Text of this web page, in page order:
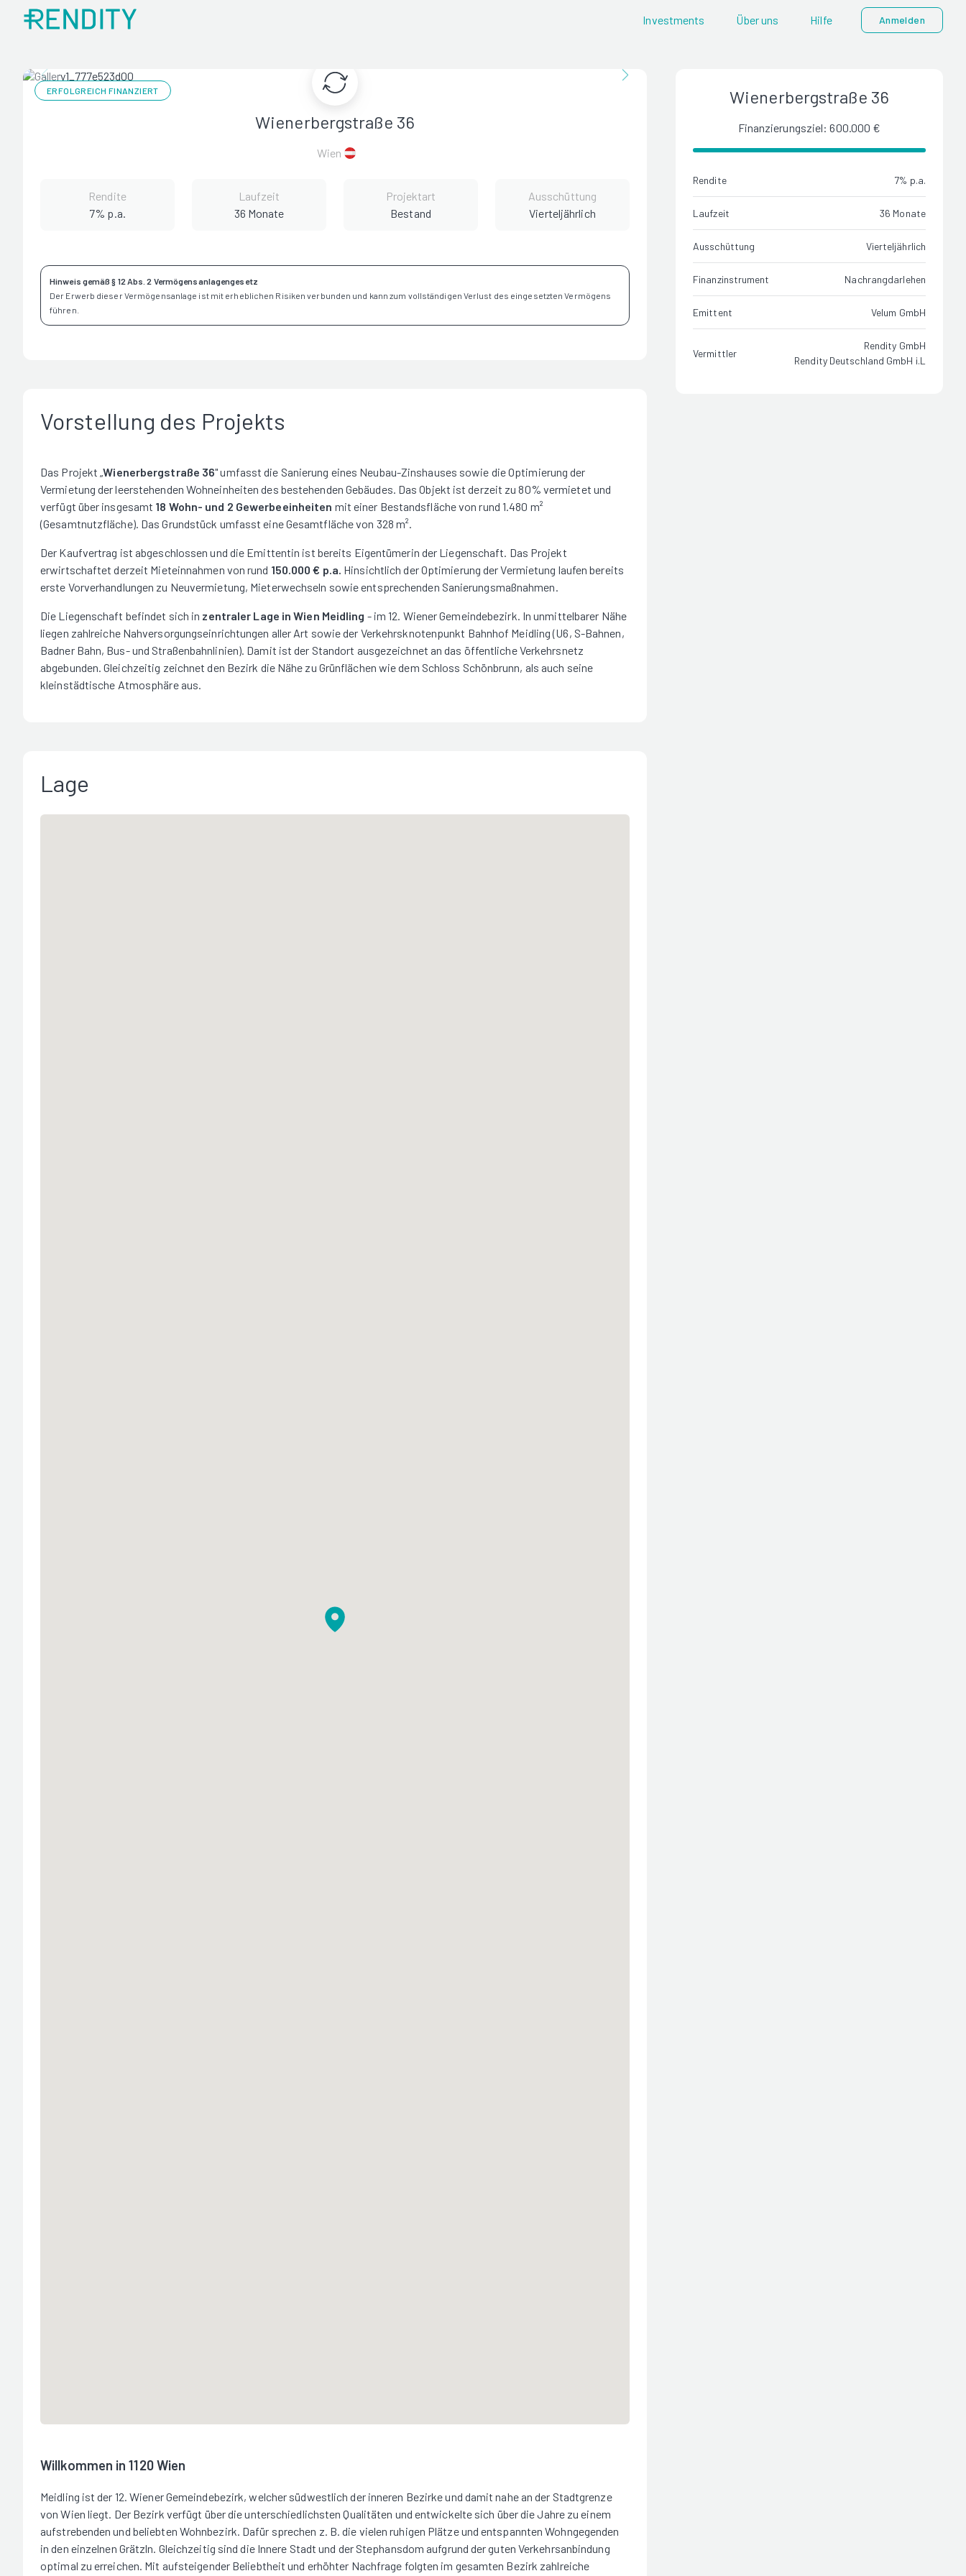
Investments Über uns Hilfe Anmelden
ERFOLGREICH FINANZIERT
Wienerbergstraße 36
Wien
Rendite
7% p.a.
Laufzeit
36 Monate
Projektart
Bestand
Ausschüttung
Vierteljährlich
Hinweis gemäß § 12 Abs. 2 Vermögensanlagengesetz
Der Erwerb dieser Vermögensanlage ist mit erheblichen Risiken verbunden und kann zum vollständigen Verlust des eingesetzten Vermögens
führen.
Vorstellung des Projekts
Das Projekt „Wienerbergstraße 36" umfasst die Sanierung eines Neubau-Zinshauses sowie die Optimierung der
Vermietung der leerstehenden Wohneinheiten des bestehenden Gebäudes. Das Objekt ist derzeit zu 80% vermietet und
verfügt über insgesamt 18 Wohn- und 2 Gewerbeeinheiten mit einer Bestandsfläche von rund 1.480 m²
(Gesamtnutzfläche). Das Grundstück umfasst eine Gesamtfläche von 328 m².
Der Kaufvertrag ist abgeschlossen und die Emittentin ist bereits Eigentümerin der Liegenschaft. Das Projekt
erwirtschaftet derzeit Mieteinnahmen von rund 150.000 € p.a. Hinsichtlich der Optimierung der Vermietung laufen bereits
erste Vorverhandlungen zu Neuvermietung, Mieterwechseln sowie entsprechenden Sanierungsmaßnahmen.
Die Liegenschaft befindet sich in zentraler Lage in Wien Meidling - im 12. Wiener Gemeindebezirk. In unmittelbarer Nähe
liegen zahlreiche Nahversorgungseinrichtungen aller Art sowie der Verkehrsknotenpunkt Bahnhof Meidling (U6, S-Bahnen,
Badner Bahn, Bus- und Straßenbahnlinien). Damit ist der Standort ausgezeichnet an das öffentliche Verkehrsnetz
abgebunden. Gleichzeitig zeichnet den Bezirk die Nähe zu Grünflächen wie dem Schloss Schönbrunn, als auch seine
kleinstädtische Atmosphäre aus.
Lage
Willkommen in 1120 Wien
Meidling ist der 12. Wiener Gemeindebezirk, welcher südwestlich der inneren Bezirke und damit nahe an der Stadtgrenze
von Wien liegt. Der Bezirk verfügt über die unterschiedlichsten Qualitäten und entwickelte sich über die Jahre zu einem
aufstrebenden und beliebten Wohnbezirk. Dafür sprechen z. B. die vielen ruhigen Plätze und entspannten Wohngegenden
in den einzelnen Grätzln. Gleichzeitig sind die Innere Stadt und der Stephansdom aufgrund der guten Verkehrsanbindung
optimal zu erreichen. Mit aufsteigender Beliebtheit und erhöhter Nachfrage folgten im gesamten Bezirk zahlreiche
Wienerbergstraße 36
Finanzierungsziel: 600.000 €
Rendite 7% p.a.
Laufzeit 36 Monate
Ausschüttung Vierteljährlich
Finanzinstrument Nachrangdarlehen
Emittent Velum GmbH
Vermittler
Rendity GmbH
Rendity Deutschland GmbH i.L